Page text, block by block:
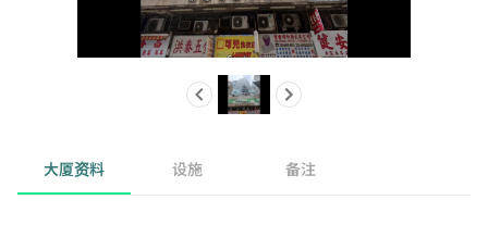
大厦资料 设施 备注